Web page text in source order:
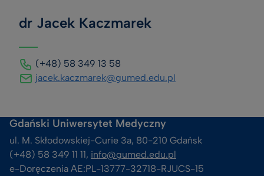
dr Jacek Kaczmarek
(+48) 58 349 13 58
jacek.kaczmarek@gumed.edu.pl
Gdański Uniwersytet Medyczny
ul. M. Skłodowskiej-Curie 3a, 80-210 Gdańsk
(+48) 58 349 11 11, info@gumed.edu.pl
e-Doręczenia AE:PL-13777-32718-RJUCS-15